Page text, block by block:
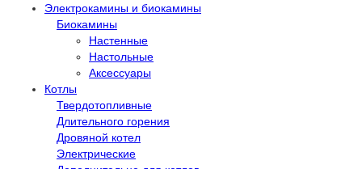
Электрокамины и биокамины
Биокамины
Настенные
Настольные
Аксессуары
Котлы
Твердотопливные
Длительного горения
Дровяной котел
Электрические